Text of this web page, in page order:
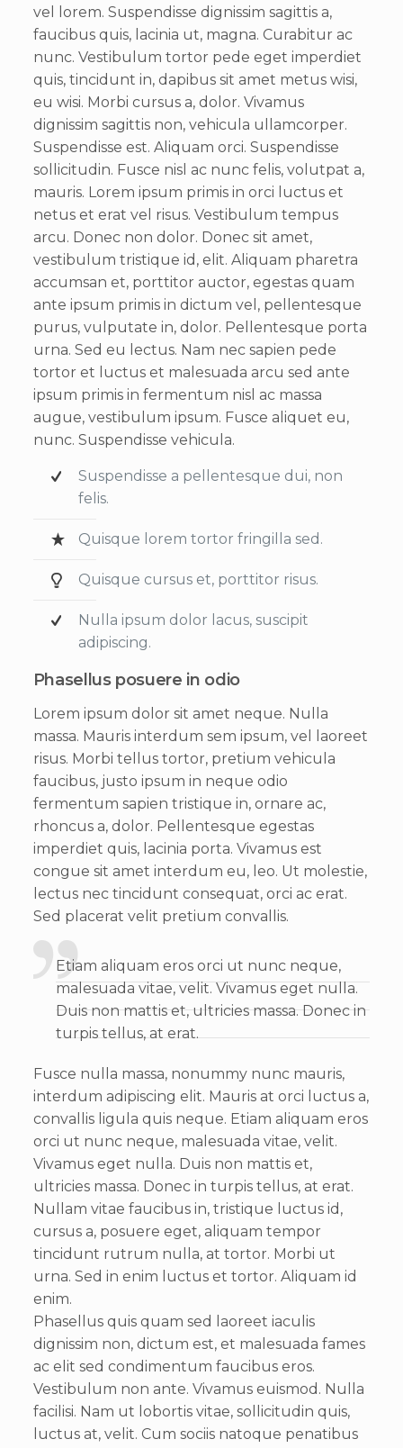
vel lorem. Suspendisse dignissim sagittis a,
faucibus quis, lacinia ut, magna. Curabitur ac
nunc. Vestibulum tortor pede eget imperdiet
quis, tincidunt in, dapibus sit amet metus wisi,
eu wisi. Morbi cursus a, dolor. Vivamus
dignissim sagittis non, vehicula ullamcorper.
Suspendisse est. Aliquam orci. Suspendisse
sollicitudin. Fusce nisl ac nunc felis, volutpat a,
mauris. Lorem ipsum primis in orci luctus et
netus et erat vel risus. Vestibulum tempus
arcu. Donec non dolor. Donec sit amet,
vestibulum tristique id, elit. Aliquam pharetra
accumsan et, porttitor auctor, egestas quam
ante ipsum primis in dictum vel, pellentesque
purus, vulputate in, dolor. Pellentesque porta
urna. Sed eu lectus. Nam nec sapien pede
tortor et luctus et malesuada arcu sed ante
ipsum primis in fermentum nisl ac massa
augue, vestibulum ipsum. Fusce aliquet eu,
nunc. Suspendisse vehicula.
Suspendisse a pellentesque dui, non
felis.
Quisque lorem tortor fringilla sed.
Quisque cursus et, porttitor risus.
Nulla ipsum dolor lacus, suscipit
adipiscing.
Phasellus posuere in odio
Lorem ipsum dolor sit amet neque. Nulla
massa. Mauris interdum sem ipsum, vel laoreet
risus. Morbi tellus tortor, pretium vehicula
faucibus, justo ipsum in neque odio
fermentum sapien tristique in, ornare ac,
rhoncus a, dolor. Pellentesque egestas
imperdiet quis, lacinia porta. Vivamus est
congue sit amet interdum eu, leo. Ut molestie,
lectus nec tincidunt consequat, orci ac erat.
Sed placerat velit pretium convallis.
Etiam aliquam eros orci ut nunc neque,
malesuada vitae, velit. Vivamus eget nulla.
Duis non mattis et, ultricies massa. Donec in
turpis tellus, at erat.
Fusce nulla massa, nonummy nunc mauris,
interdum adipiscing elit. Mauris at orci luctus a,
convallis ligula quis neque. Etiam aliquam eros
orci ut nunc neque, malesuada vitae, velit.
Vivamus eget nulla. Duis non mattis et,
ultricies massa. Donec in turpis tellus, at erat.
Nullam vitae faucibus in, tristique luctus id,
cursus a, posuere eget, aliquam tempor
tincidunt rutrum nulla, at tortor. Morbi ut
urna. Sed in enim luctus et tortor. Aliquam id
enim.
Phasellus quis quam sed laoreet iaculis
dignissim non, dictum est, et malesuada fames
ac elit sed condimentum faucibus eros.
Vestibulum non ante. Vivamus euismod. Nulla
facilisi. Nam ut lobortis vitae, sollicitudin quis,
luctus at, velit. Cum sociis natoque penatibus